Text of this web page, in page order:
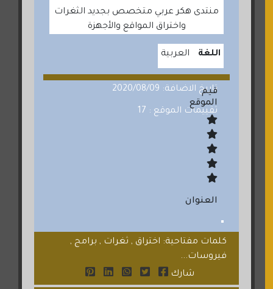
منتدى هكر عربي متخصص بجديد الثغرات
واختراق المواقع والأجهزة
اللغة العربية
تاريخ الاضافة: 2020/08/09
تقييمات الموقع : 17
قيم
الموقع
العنوان
كلمات مفتاحية: اختراق , ثغرات , برامج ,
فيروسات...
شارك